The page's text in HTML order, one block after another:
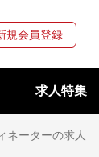
規会員登録
求人特集
ネーターの求人